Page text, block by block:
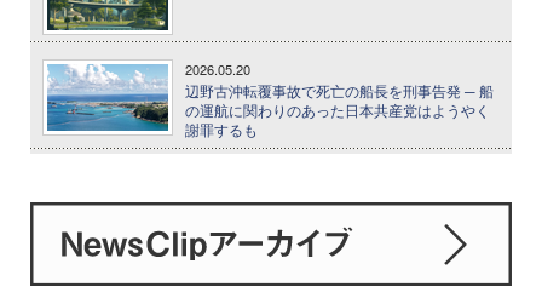
2026.05.20
辺野古沖転覆事故で死亡の船長を刑事告発 ─ 船
の運航に関わりのあった日本共産党はようやく
謝罪するも